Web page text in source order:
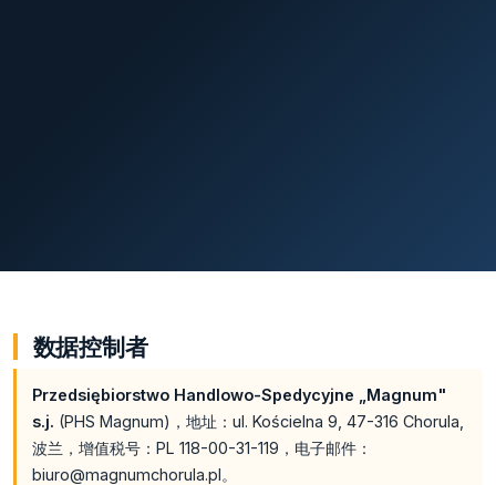
数据控制者
Przedsiębiorstwo Handlowo-Spedycyjne „Magnum"
s.j. (PHS Magnum)，地址：ul. Kościelna 9, 47-316 Chorula,
波兰，增值税号：PL 118-00-31-119，电子邮件：
biuro@magnumchorula.pl。